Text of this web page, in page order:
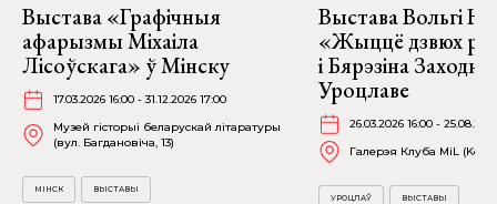
Выстава «Графічныя
афарызмы Міхаіла
Лісоўскага» ў Мінску
17.03.2026 16:00 - 31.12.2026 17:00
Музей гісторыі беларускай літаратуры
(вул. Багдановіча, 13)
МІНСК ВЫСТАВЫ
Выстава Вольгі
«Жыццё дзвюх
і Бярэзіна
Уроцлаве
26.03.2026 16:00 -
Галерэя Клуба MiL
УРОЦЛАЎ ВЫСТАВЫ